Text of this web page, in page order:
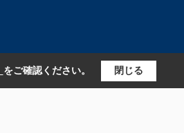
をご確認ください。 閉じる